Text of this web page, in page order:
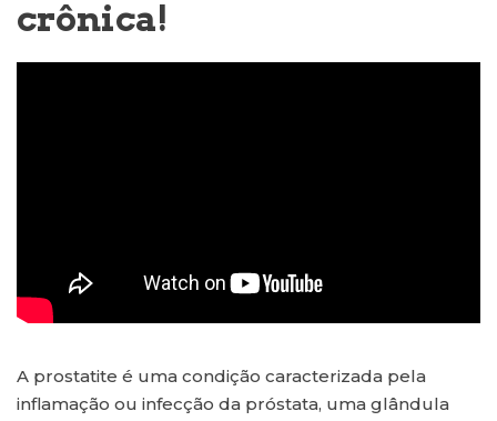
crônica!
A prostatite é uma condição caracterizada pela
inflamação ou infecção da próstata, uma glândula